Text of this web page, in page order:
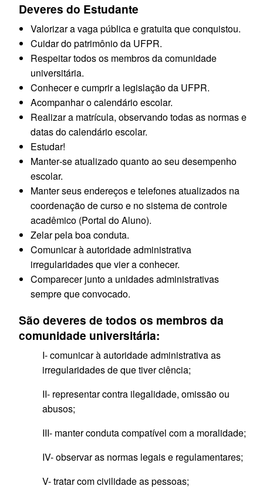
Deveres do Estudante
Valorizar a vaga pública e gratuita que conquistou.
Cuidar do patrimônio da UFPR.
Respeitar todos os membros da comunidade
universitária.
Conhecer e cumprir a legislação da UFPR.
Acompanhar o calendário escolar.
Realizar a matrícula, observando todas as normas e
datas do calendário escolar.
Estudar!
Manter‐se atualizado quanto ao seu desempenho
escolar.
Manter seus endereços e telefones atualizados na
coordenação de curso e no sistema de controle
acadêmico (Portal do Aluno).
Zelar pela boa conduta.
Comunicar à autoridade administrativa
irregularidades que vier a conhecer.
Comparecer junto a unidades administrativas
sempre que convocado.
São deveres de todos os membros da
comunidade universitária:
I- comunicar à autoridade administrativa as
irregularidades de que tiver ciência;
II- representar contra ilegalidade, omissão ou
abusos;
III- manter conduta compatível com a moralidade;
IV- observar as normas legais e regulamentares;
V- tratar com civilidade as pessoas;